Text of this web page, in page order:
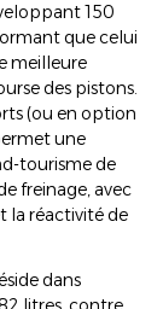
150
que celui
meilleure
des pistons.
(ou en option
une
tourisme de
freinage, avec
la réactivité de
dans